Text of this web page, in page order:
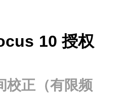
10 授权
正（有限频